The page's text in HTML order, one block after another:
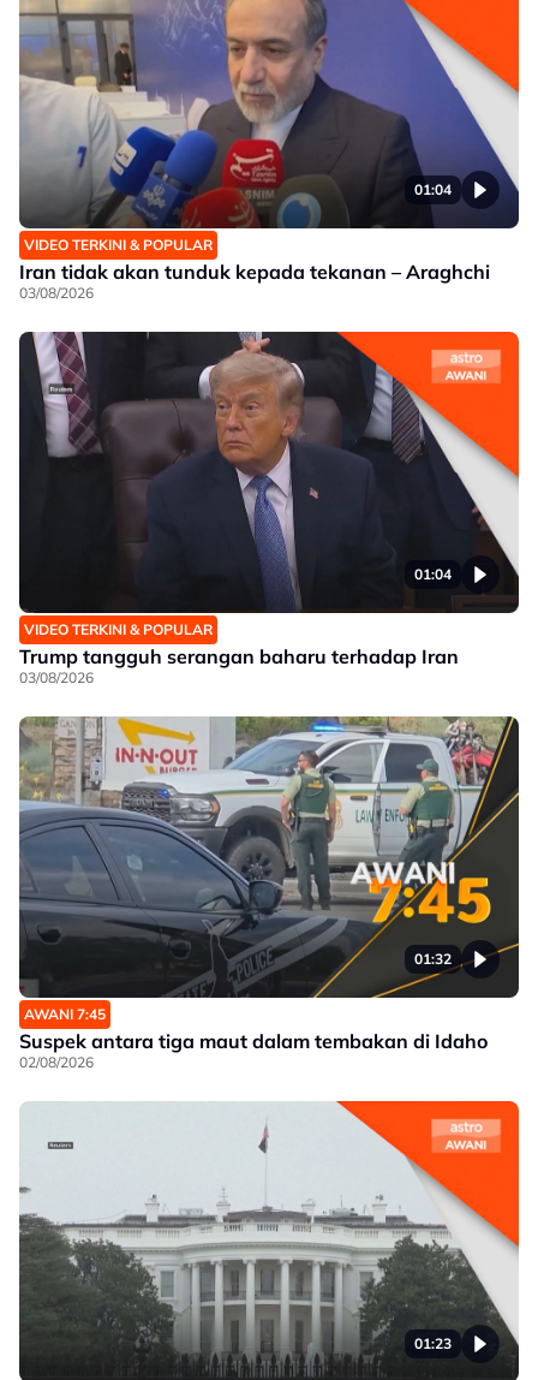
01:04
VIDEO TERKINI & POPULAR
Iran tidak akan tunduk kepada tekanan – Araghchi
03/08/2026
01:04
VIDEO TERKINI & POPULAR
Trump tangguh serangan baharu terhadap Iran
03/08/2026
01:32
AWANI 7:45
Suspek antara tiga maut dalam tembakan di Idaho
02/08/2026
01:23